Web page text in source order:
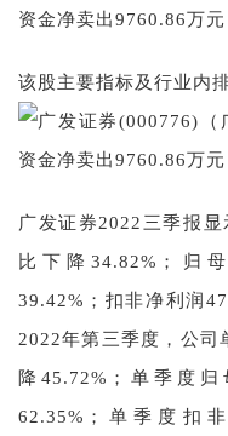
该股主要指标及行业内
广发证券2022三季报
比下降34.82%；归
39.42%；扣非净利润
2022年第三季度，公司
降45.72%；单季度
62.35%；单季度扣